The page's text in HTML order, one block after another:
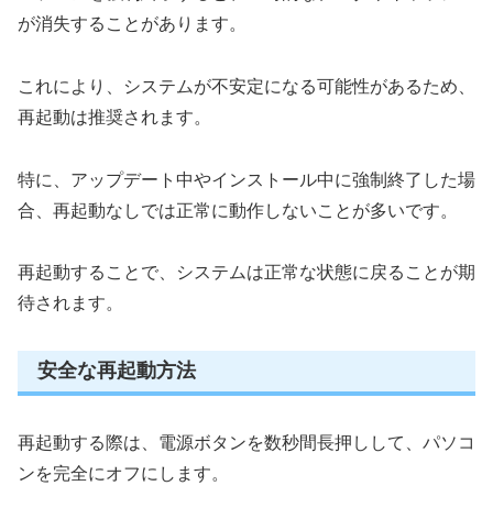
が消失することがあります。
これにより、システムが不安定になる可能性があるため、
再起動は推奨されます。
特に、アップデート中やインストール中に強制終了した場
合、再起動なしでは正常に動作しないことが多いです。
再起動することで、システムは正常な状態に戻ることが期
待されます。
安全な再起動方法
再起動する際は、電源ボタンを数秒間長押しして、パソコ
ンを完全にオフにします。